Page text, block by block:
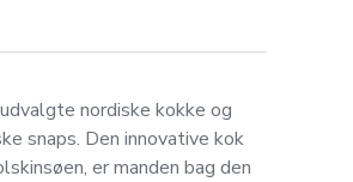
nordiske kokke og
snaps. Den innovative kok
er manden bag den